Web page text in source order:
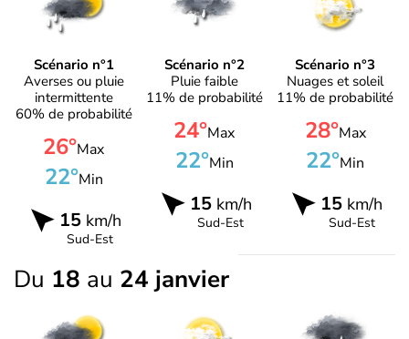
Scénario n°1
Averses ou pluie
intermittente
60% de probabilité
26°Max
22°Min
15km/h
Sud-Est
Scénario n°2
Pluie faible
11% de probabilité
24°Max
22°Min
15km/h
Sud-Est
Scénario n°3
Nuages et soleil
11% de probabilité
28°Max
22°Min
15 km/h
Sud-Est
Du 18 au 24 janvier